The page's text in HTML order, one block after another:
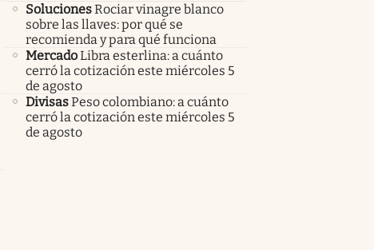
SolucionesRociar vinagre blanco
sobre las llaves: por qué se
recomienda y para qué funciona
MercadoLibra esterlina: a cuánto
cerró la cotización este miércoles 5
de agosto
DivisasPeso colombiano: a cuánto
cerró la cotización este miércoles 5
de agosto